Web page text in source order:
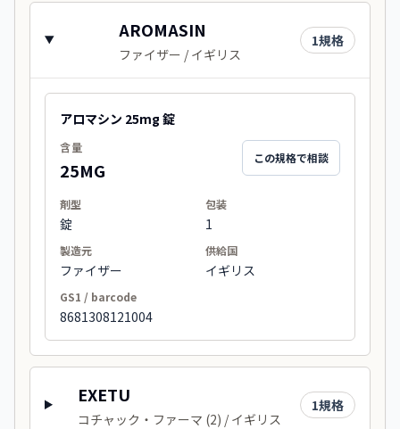
AROMASIN
ファイザー / イギリス
1規格
アロマシン 25mg 錠
含量
25MG
この規格で相談
剤型
錠
包装
1
製造元
ファイザー
供給国
イギリス
GS1 / barcode
8681308121004
EXETU
コチャック・ファーマ (2) / イギリス
1規格